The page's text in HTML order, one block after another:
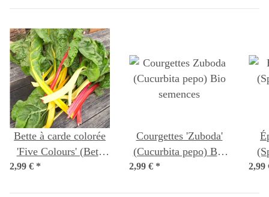
Bette à carde colorée
'Five Colours' (Beta
vulgaris ssp. vulgaris)
2,99 € *
Courgettes 'Zuboda'
(Cucurbita pepo) Bio
semences
2,99 € * 2,99